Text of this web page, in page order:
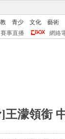
青少 文化
藝術
賽事直播 網絡
王濛領銜